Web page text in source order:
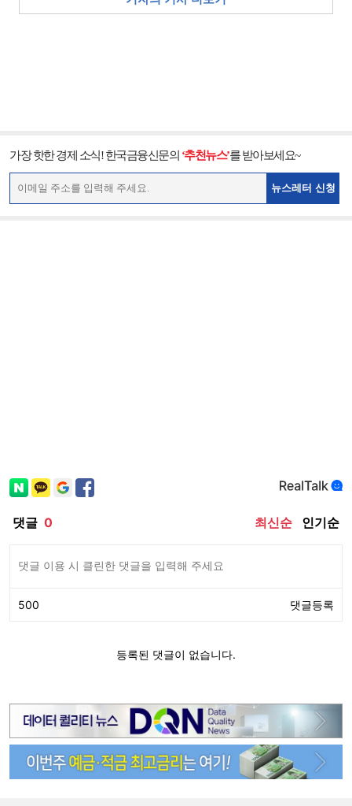
가장 핫한 경제 소식! 한국금융신문의 ‘추천뉴스’를 받아보세요~
뉴스레터 신청